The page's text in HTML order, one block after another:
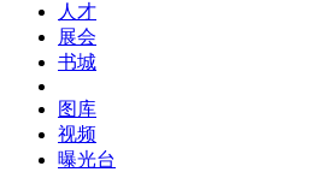
人才
展会
书城
图库
视频
曝光台